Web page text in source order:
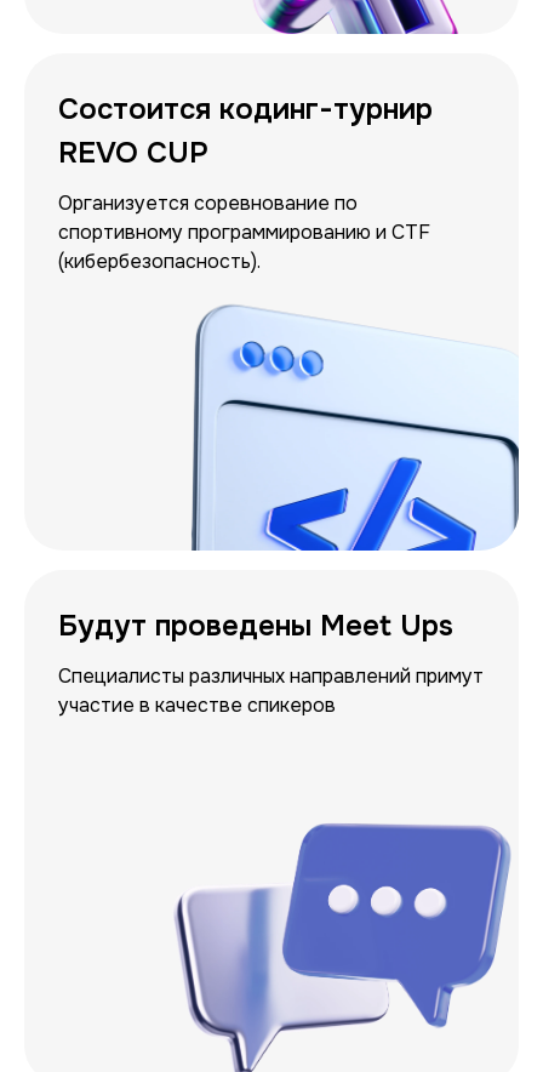
Состоится кодинг-турнир
REVO CUP
Организуется соревнование по
спортивному программированию и CTF
(кибербезопасность).
Будут проведены Meet Ups
Специалисты различных направлений примут
участие в качестве спикеров